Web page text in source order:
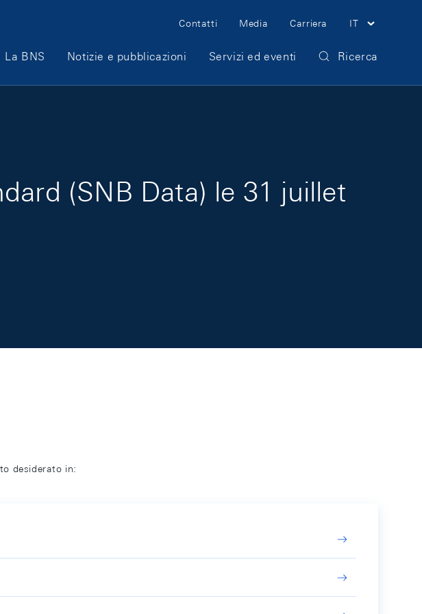
Meta Navigation
Contatti Media Carriera IT
Main Navigation
La BNS Notizie e pubblicazioni Servizi ed eventi Ricerca
(SNB Data) le 31 juillet
desiderato in: